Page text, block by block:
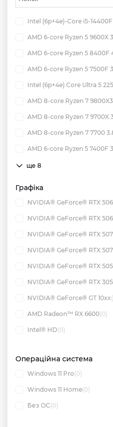
Intel (6p+4e)-Core i5-
AMD 6-core Ryzen 5 9600X
AMD 6-core Ryzen 5 8400F
AMD 6-core Ryzen 5 7500F
Intel (6p+4e) Core Ultra 5
AMD 8-core Ryzen 7
AMD 8-core Ryzen 7 9700X
AMD 8-core Ryzen 7 7700
AMD 6-core Ryzen 5 7400F
ще 8
Графіка
NVIDIA® GeForce® RTX
NVIDIA® GeForce® RTX
NVIDIA® GeForce® RTX
NVIDIA® GeForce® RTX
NVIDIA® GeForce® RTX
NVIDIA® GeForce® RTX
NVIDIA® GeForce® GT 10xx
AMD Radeon™ RX 6600(0)
Intel® HD(0)
Операційна система
Windows 11 Pro(0)
Windows 11 Home(0)
Без ОС(0)